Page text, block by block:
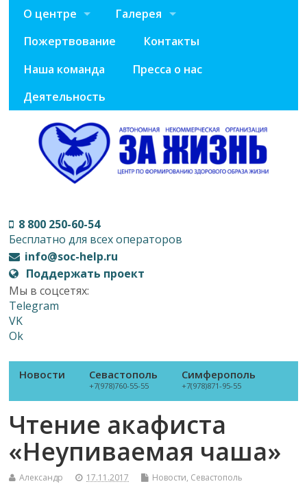
О центре
Галерея
Пожертвование
Контакты
Наша команда
Пресса о нас
Деятельность
8 800 250-60-54
Бесплатно для всех операторов
info@soc-help.ru
Поддержать проект
Мы в соцсетях:
Telegram
VK
Ok
Новости Севастополь
+7(978)760-55-55
Симферополь
+7(978)871-95-55
Чтение акафиста
«Неупиваемая чаша»
Александр 17.11.2017 Новости, Севастополь